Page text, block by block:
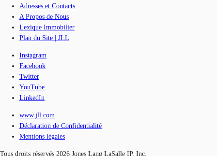
Adresses et Contacts
A Propos de Nous
Lexique Immobilier
Plan du Site | JLL
Instagram
Facebook
Twitter
YouTube
LinkedIn
www.jll.com
Déclaration de Confidentialité
Mentions légales
Tous droits réservés 2026 Jones Lang LaSalle IP, Inc.